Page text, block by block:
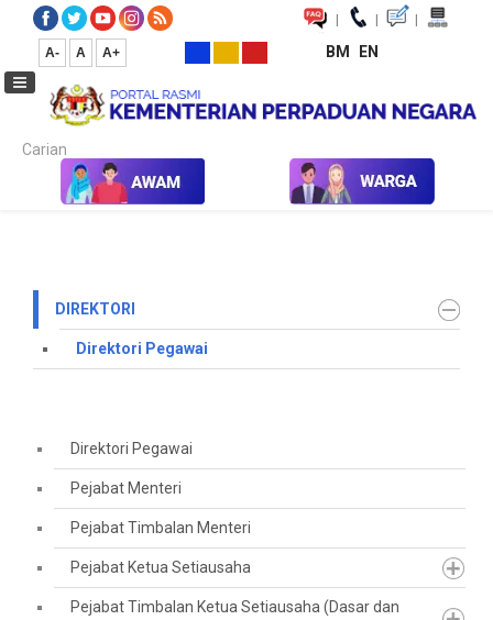
| | |
A- A A+ BM EN
Carian...
Laman Utama Direktori Direktori Pegawai
DIREKTORI
Direktori Pegawai
Direktori Pegawai
Pejabat Menteri
Pejabat Timbalan Menteri
Pejabat Ketua Setiausaha
Pejabat Timbalan Ketua Setiausaha (Dasar dan